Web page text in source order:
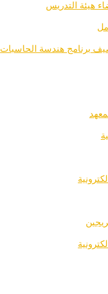
هيئة التدريس
برنامج هندسة الحاسبات